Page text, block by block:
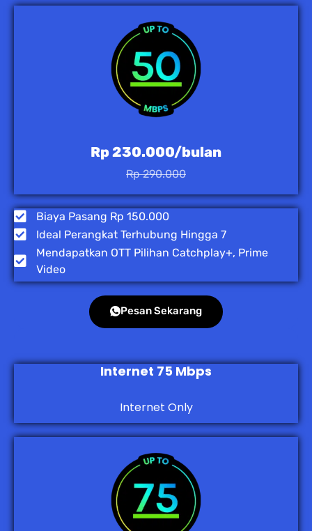
Rp 230.000/bulan
Rp 290.000
Biaya Pasang Rp 150.000
Ideal Perangkat Terhubung Hingga 7
Mendapatkan OTT Pilihan Catchplay+, Prime
Video
Pesan Sekarang
Internet 75 Mbps
Internet Only